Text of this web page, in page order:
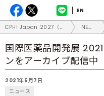
EN
CPHI Japan 2027（国際医薬品開発展） NEWS
国際医薬品開発展
ンをアーカイブ配信中
2021年5月7日
ニュース